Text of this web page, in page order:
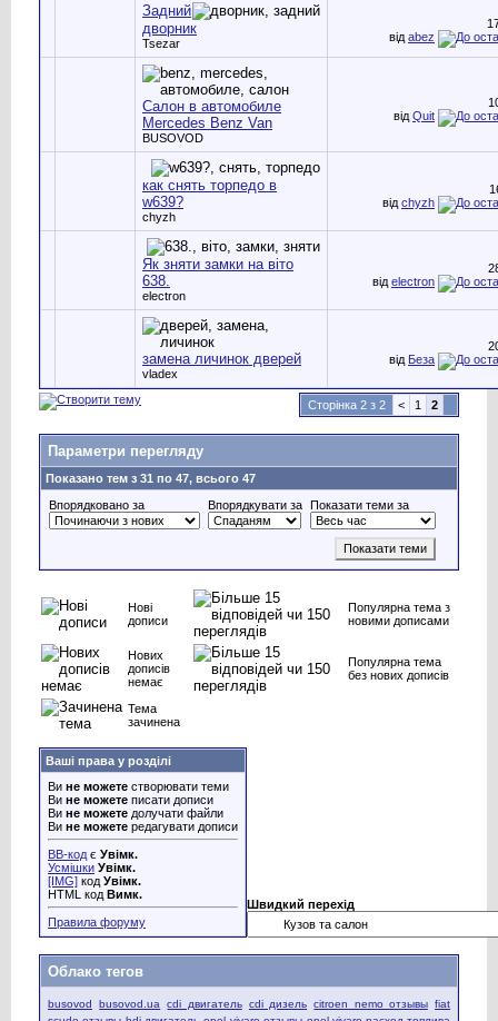
Задний
дворник
Tsezar
від abez
Салон в автомобиле
Mercedes Benz Van
BUSOVOD
від Quit
как снять торпедо в
w639?
chyzh
від chyzh
Як зняти замки на віто
638.
electron
від electron
замена личинок дверей
vladex
від Беза
Сторінка 2 з 2 < 1 2
Параметри перегляду
Показано тем з 31 по 47, всього 47
Впорядковано за
Впорядкувати за Показати теми за
Нові
дописи
Популярна тема з
новими дописами
Нових
дописів
немає
Популярна тема
без нових дописів
Тема
зачинена
Ваші права у розділі
Ви не можете створювати теми
Ви не можете писати дописи
Ви не можете долучати файли
Ви не можете редагувати дописи
BB-код є Увімк.
Усмішки Увімк.
[IMG] код Увімк.
HTML код Вимк.
Правила форуму
Швидкий перехід
Облако тегов
busovod busovod.ua cdi двигатель cdi дизель citroen nemo отзывы fiat